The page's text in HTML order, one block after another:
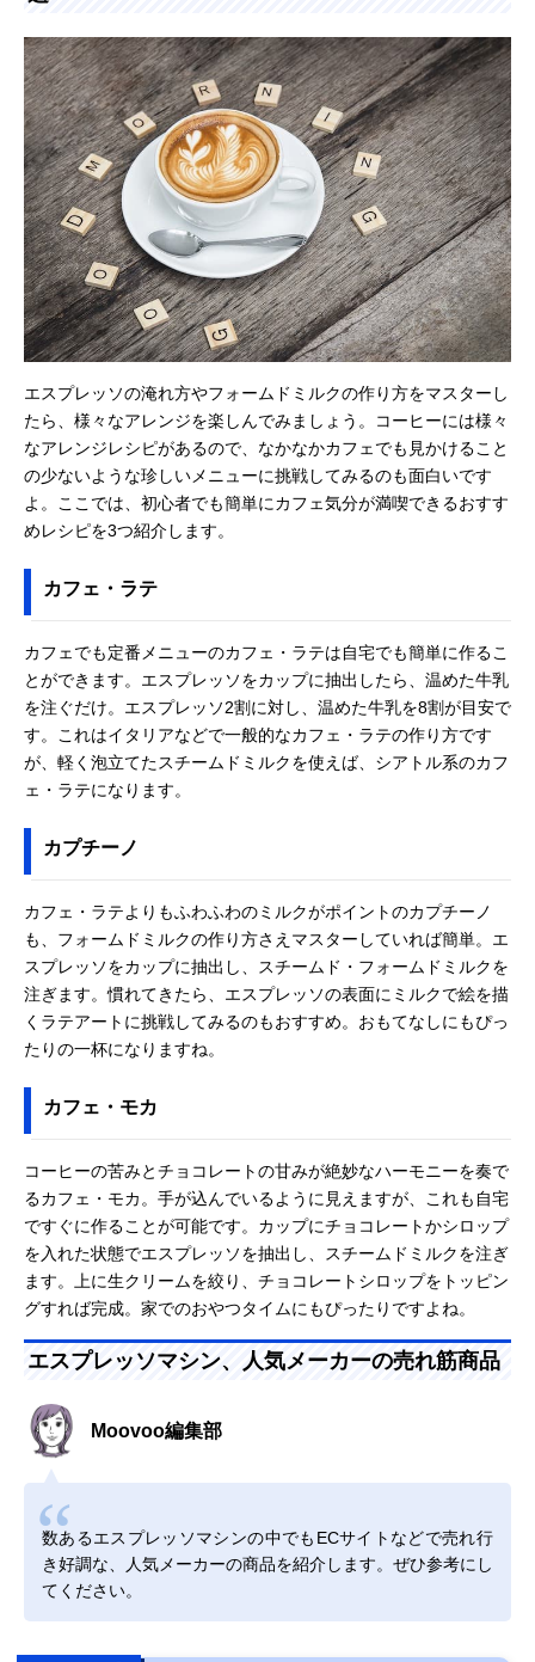
エスプレッソの淹れ方やフォームドミルクの作り方をマスターし
たら、様々なアレンジを楽しんでみましょう。コーヒーには様々
なアレンジレシピがあるので、なかなかカフェでも見かけること
の少ないような珍しいメニューに挑戦してみるのも面白いです
よ。ここでは、初心者でも簡単にカフェ気分が満喫できるおすす
めレシピを3つ紹介します。
カフェ・ラテ
カフェでも定番メニューのカフェ・ラテは自宅でも簡単に作るこ
とができます。エスプレッソをカップに抽出したら、温めた牛乳
を注ぐだけ。エスプレッソ2割に対し、温めた牛乳を8割が目安で
す。これはイタリアなどで一般的なカフェ・ラテの作り方です
が、軽く泡立てたスチームドミルクを使えば、シアトル系のカフ
ェ・ラテになります。
カプチーノ
カフェ・ラテよりもふわふわのミルクがポイントのカプチーノ
も、フォームドミルクの作り方さえマスターしていれば簡単。エ
スプレッソをカップに抽出し、スチームド・フォームドミルクを
注ぎます。慣れてきたら、エスプレッソの表面にミルクで絵を描
くラテアートに挑戦してみるのもおすすめ。おもてなしにもぴっ
たりの一杯になりますね。
カフェ・モカ
コーヒーの苦みとチョコレートの甘みが絶妙なハーモニーを奏で
るカフェ・モカ。手が込んでいるように見えますが、これも自宅
ですぐに作ることが可能です。カップにチョコレートかシロップ
を入れた状態でエスプレッソを抽出し、スチームドミルクを注ぎ
ます。上に生クリームを絞り、チョコレートシロップをトッピン
グすれば完成。家でのおやつタイムにもぴったりですよね。
エスプレッソマシン、人気メーカーの売れ筋商品
Moovoo編集部
数あるエスプレッソマシンの中でもECサイトなどで売れ行
き好調な、人気メーカーの商品を紹介します。ぜひ参考にし
てください。